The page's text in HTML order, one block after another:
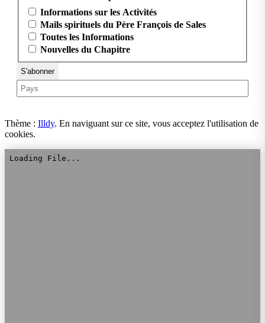
Informations sur les Activités
Mails spirituels du Père François de Sales
Toutes les Informations
Nouvelles du Chapitre
Thème : Illdy. En naviguant sur ce site, vous acceptez l'utilisation de
cookies.